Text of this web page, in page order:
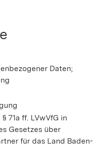
in einem neuen Fenster
Daten;
§ 71a ff. LVwVfG in
Gesetzes über
für das Land Baden-